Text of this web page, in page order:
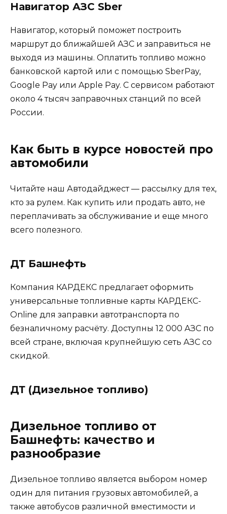
Навигатор АЗС Sber
Навигатор, который поможет построить
маршрут до ближайшей АЗС и заправиться не
выходя из машины. Оплатить топливо можно
банковской картой или с помощью SberPay,
Google Pay или Apple Pay. С сервисом работают
около 4 тысяч заправочных станций по всей
России.
Как быть в курсе новостей про
автомобили
Читайте наш Автодайджест — рассылку для тех,
кто за рулем. Как купить или продать авто, не
переплачивать за обслуживание и еще много
всего полезного.
ДТ Башнефть
Компания КАРДЕКС предлагает оформить
универсальные топливные карты КАРДЕКС-
Online для заправки автотранспорта по
безналичному расчёту. Доступны 12 000 АЗС по
всей стране, включая крупнейшую сеть АЗС со
скидкой.
ДТ (Дизельное топливо)
Дизельное топливо от
Башнефть: качество и
разнообразие
Дизельное топливо является выбором номер
один для питания грузовых автомобилей, а
также автобусов различной вместимости и